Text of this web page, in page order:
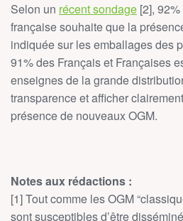
Selon un récent sondage [2],
française souhaite que la
indiquée sur les emballages des
91% des Français et Françaises
enseignes de la grande
transparence et afficher
présence de nouveaux OGM.
Notes aux rédactions :
[1] Tout comme les OGM
sont susceptibles d’être